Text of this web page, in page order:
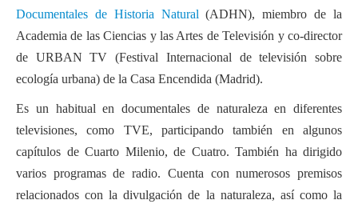
Documentales de Historia Natural (ADHN), miembro de la
Academia de las Ciencias y las Artes de Televisión y co-director
de URBAN TV (Festival Internacional de televisión sobre
ecología urbana) de la Casa Encendida (Madrid).
Es un habitual en documentales de naturaleza en diferentes
televisiones, como TVE, participando también en algunos
capítulos de Cuarto Milenio, de Cuatro. También ha dirigido
varios programas de radio. Cuenta con numerosos premisos
relacionados con la divulgación de la naturaleza, así como la